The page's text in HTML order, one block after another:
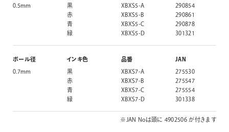
0.5mm 黒 XBXS5-A
290854
赤
XBXS5-B
290861
青
XBXS5-C
290878
緑
XBXS5-D 301321
ボール径 インキ色 品番 JAN
0.7mm 黒 XBXS7-A
275530
赤
XBXS7-B
275547
青
XBXS7-C
275554
緑
XBXS7-D 301338
※JAN Noは頭に 4902506 が付きます